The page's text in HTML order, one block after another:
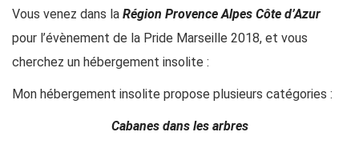
Vous venez dans la Région Provence Alpes Côte d’Azur
pour l’évènement de la Pride Marseille 2018, et vous
cherchez un hébergement insolite :
Mon hébergement insolite propose plusieurs catégories :
Cabanes dans les arbres